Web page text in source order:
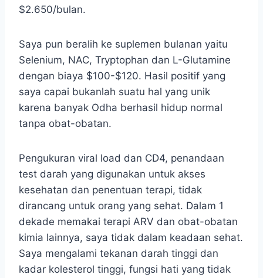
$2.650/bulan.
Saya pun beralih ke suplemen bulanan yaitu
Selenium, NAC, Tryptophan dan L-Glutamine
dengan biaya $100-$120. Hasil positif yang
saya capai bukanlah suatu hal yang unik
karena banyak Odha berhasil hidup normal
tanpa obat-obatan.
Pengukuran viral load dan CD4, penandaan
test darah yang digunakan untuk akses
kesehatan dan penentuan terapi, tidak
dirancang untuk orang yang sehat. Dalam 1
dekade memakai terapi ARV dan obat-obatan
kimia lainnya, saya tidak dalam keadaan sehat.
Saya mengalami tekanan darah tinggi dan
kadar kolesterol tinggi, fungsi hati yang tidak